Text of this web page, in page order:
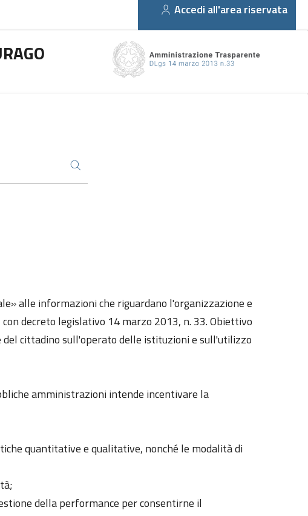
Accedi all'area riservata
alle informazioni che riguardano l'organizzazione e
decreto legislativo 14 marzo 2013, n. 33. Obiettivo
cittadino sull'operato delle istituzioni e sull'utilizzo
amministrazioni intende incentivare la
quantitative e qualitative, nonché le modalità di
della performance per consentirne il